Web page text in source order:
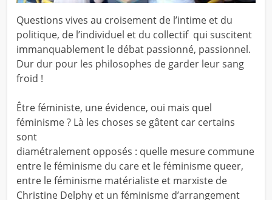
Questions vives au croisement de l’intime et du
politique, de l’individuel et du collectif qui suscitent
immanquablement le débat passionné, passionnel.
Dur dur pour les philosophes de garder leur sang
froid !
Être féministe, une évidence, oui mais quel
féminisme ? Là les choses se gâtent car certains
sont
diamétralement opposés : quelle mesure commune
entre le féminisme du care et le féminisme queer,
entre le féminisme matérialiste et marxiste de
Christine Delphy et un féminisme d’arrangement